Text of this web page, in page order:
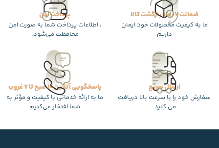
ضمانت 7 روزه بازگشت کالا
ما به کیفیت محصولات خود ایمان
داریم
پرداخت امن
، اطلاعات پرداخت شما به صورت امن
محافظت می‌شود.
ارسال سریع
سفارش خود را با سرعت بالا دریافت
می کنید.
پاسخگویی آنلاین 10 صبح تا 7 غروب
ما به ارائه خدماتی با کیفیت و مؤثر به
شما افتخار می‌کنیم